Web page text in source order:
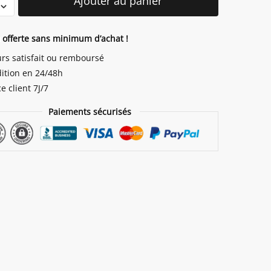
offerte sans minimum d’achat !
satisfait ou remboursé
en 24/48h
client 7J/7
Paiements sécurisés